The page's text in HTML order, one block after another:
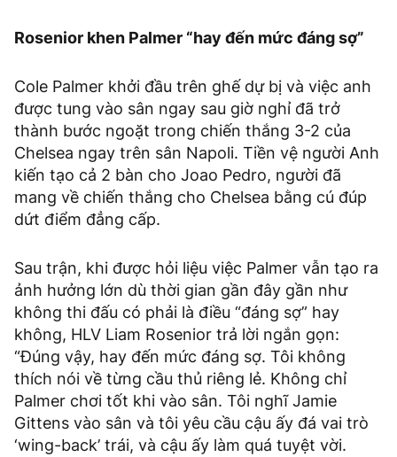
Rosenior khen Palmer “hay đến mức đáng sợ”
Cole Palmer khởi đầu trên ghế dự bị và việc anh
được tung vào sân ngay sau giờ nghỉ đã trở
thành bước ngoặt trong chiến thắng 3-2 của
Chelsea ngay trên sân Napoli. Tiền vệ người Anh
kiến tạo cả 2 bàn cho Joao Pedro, người đã
mang về chiến thắng cho Chelsea bằng cú đúp
dứt điểm đẳng cấp.
Sau trận, khi được hỏi liệu việc Palmer vẫn tạo ra
ảnh hưởng lớn dù thời gian gần đây gần như
không thi đấu có phải là điều “đáng sợ” hay
không, HLV Liam Rosenior trả lời ngắn gọn:
“Đúng vậy, hay đến mức đáng sợ. Tôi không
thích nói về từng cầu thủ riêng lẻ. Không chỉ
Palmer chơi tốt khi vào sân. Tôi nghĩ Jamie
Gittens vào sân và tôi yêu cầu cậu ấy đá vai trò
‘wing-back’ trái, và cậu ấy làm quá tuyệt vời.